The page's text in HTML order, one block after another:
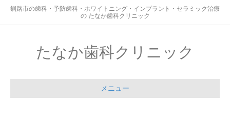
釧路市の歯科・予防歯科・ホワイトニング・インプラント・セラミック治療
の たなか歯科クリニック
たなか歯科クリニック
メニュー